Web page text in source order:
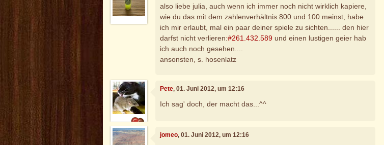
also liebe julia, auch wenn ich immer noch nicht wirklich kapiere,
wie du das mit dem zahlenverhältnis 800 und 100 meinst, habe
ich mir erlaubt, mal ein paar deiner spiele zu sichten...... den hier
darfst nicht verlieren:#261.432.589 und einen lustigen geier hab
ich auch noch gesehen....
ansonsten, s. hosenlatz
Pete, 01. Juni 2012, um 12:16
Ich sag' doch, der macht das...^^
jomeo, 01. Juni 2012, um 12:16